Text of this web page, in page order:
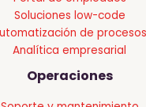
Soluciones low-code
de procesos
Analítica empresarial
Operaciones